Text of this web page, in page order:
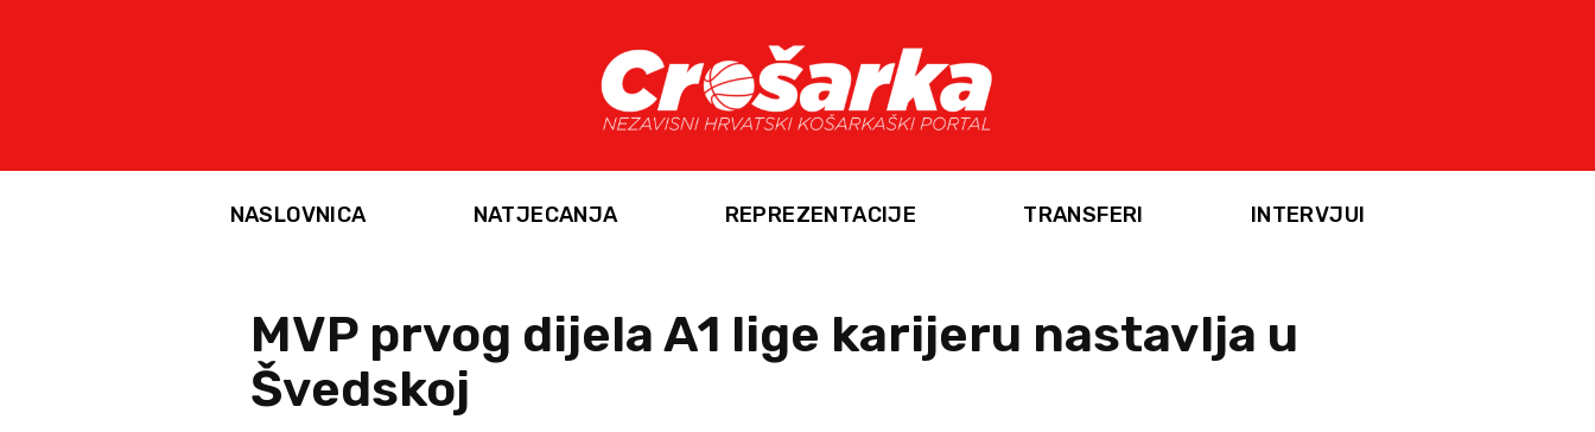
NASLOVNICA NATJECANJA REPREZENTACIJE TRANSFERI INTERVJUI
MVP prvog dijela A1 lige karijeru nastavlja u
Švedskoj